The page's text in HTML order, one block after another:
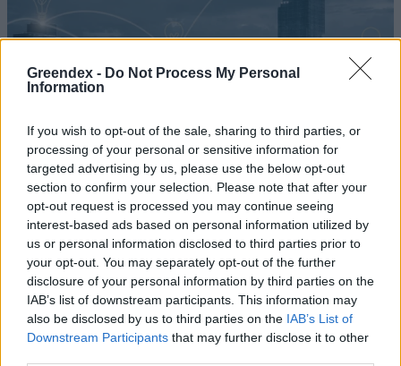
Greendex - Do Not Process My Personal
Information
If you wish to opt-out of the sale, sharing to third parties, or
processing of your personal or sensitive information for
targeted advertising by us, please use the below opt-out
section to confirm your selection. Please note that after your
opt-out request is processed you may continue seeing
interest-based ads based on personal information utilized by
us or personal information disclosed to third parties prior to
your opt-out. You may separately opt-out of the further
disclosure of your personal information by third parties on the
IAB’s list of downstream participants. This information may
also be disclosed by us to third parties on the IAB’s List of
Downstream Participants that may further disclose it to other
Az energiaközösségek hozhatják
el az energetikai fordulatot? –
Ökonomy-podcast